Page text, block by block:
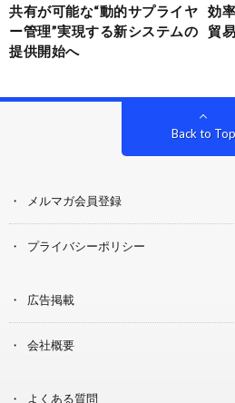
共有が可能な“動的サプライヤ
ー管理”実現する新システムの
提供開始へ
効
貿
Back to Top
メルマガ会員登録
プライバシーポリシー
広告掲載
会社概要
よくある質問